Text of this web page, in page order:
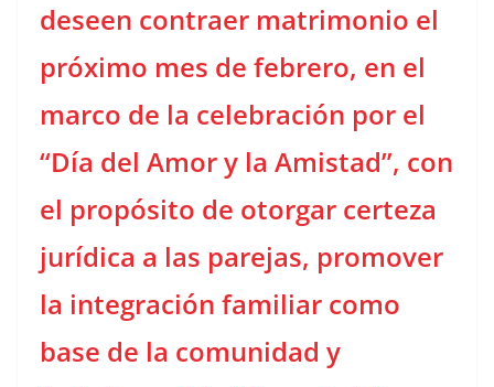
deseen contraer matrimonio el
próximo mes de febrero, en el
marco de la celebración por el
“Día del Amor y la Amistad”, con
el propósito de otorgar certeza
jurídica a las parejas, promover
la integración familiar como
base de la comunidad y